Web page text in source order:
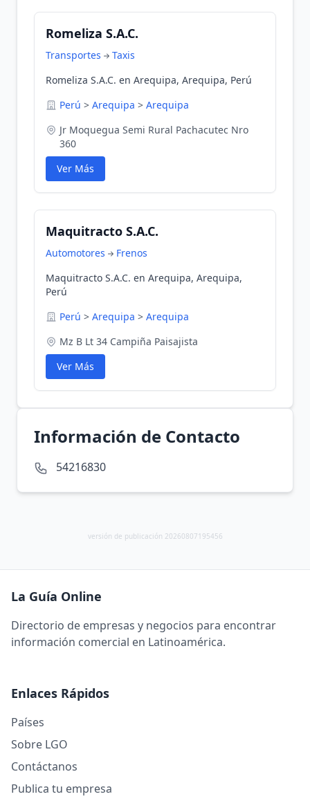
Romeliza S.A.C.
Transportes
Taxis
Romeliza S.A.C. en Arequipa, Arequipa, Perú
Perú > Arequipa > Arequipa
Jr Moquegua Semi Rural Pachacutec Nro
360
Ver Más
Maquitracto S.A.C.
Automotores
Frenos
Maquitracto S.A.C. en Arequipa, Arequipa,
Perú
Perú > Arequipa > Arequipa
Mz B Lt 34 Campiña Paisajista
Ver Más
Información de Contacto
54216830
versión de publicación 20260807195456
La Guía Online
Directorio de empresas y negocios para encontrar
información comercial en Latinoamérica.
Enlaces Rápidos
Países
Sobre LGO
Contáctanos
Publica tu empresa